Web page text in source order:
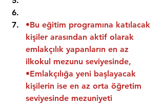
•Bu eğitim programına katılacak
kişiler arasından aktif olarak
emlakçılık yapanların en az
ilkokul mezunu seviyesinde,
•Emlakçılığa yeni başlayacak
kişilerin ise en az orta öğretim
seviyesinde mezuniyeti